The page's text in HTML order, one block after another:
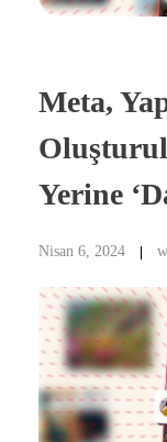
Meta,
Yerine
Nisan 6, 2024